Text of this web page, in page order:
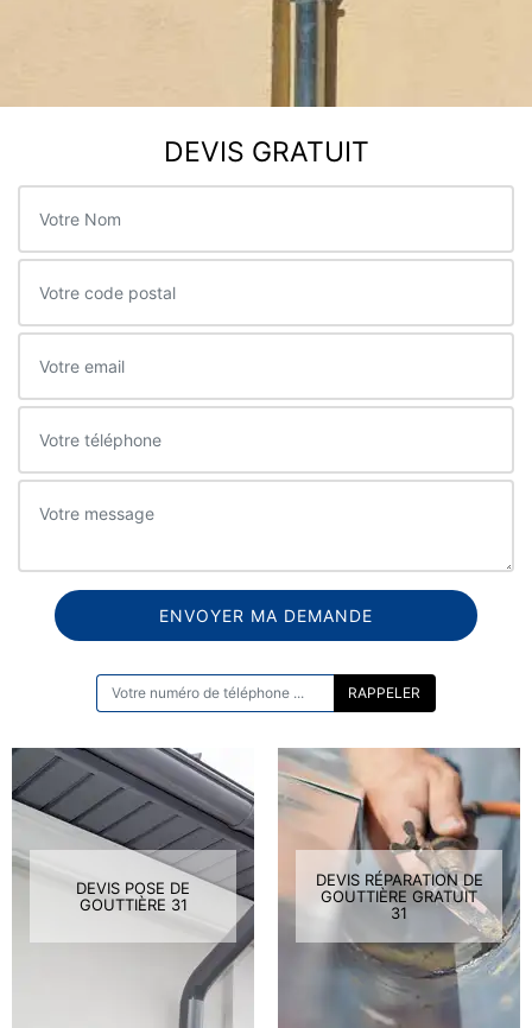
DEVIS GRATUIT
DEVIS POSE DE
GOUTTIÈRE 31
DEVIS RÉPARATION DE
GOUTTIÈRE GRATUIT
31